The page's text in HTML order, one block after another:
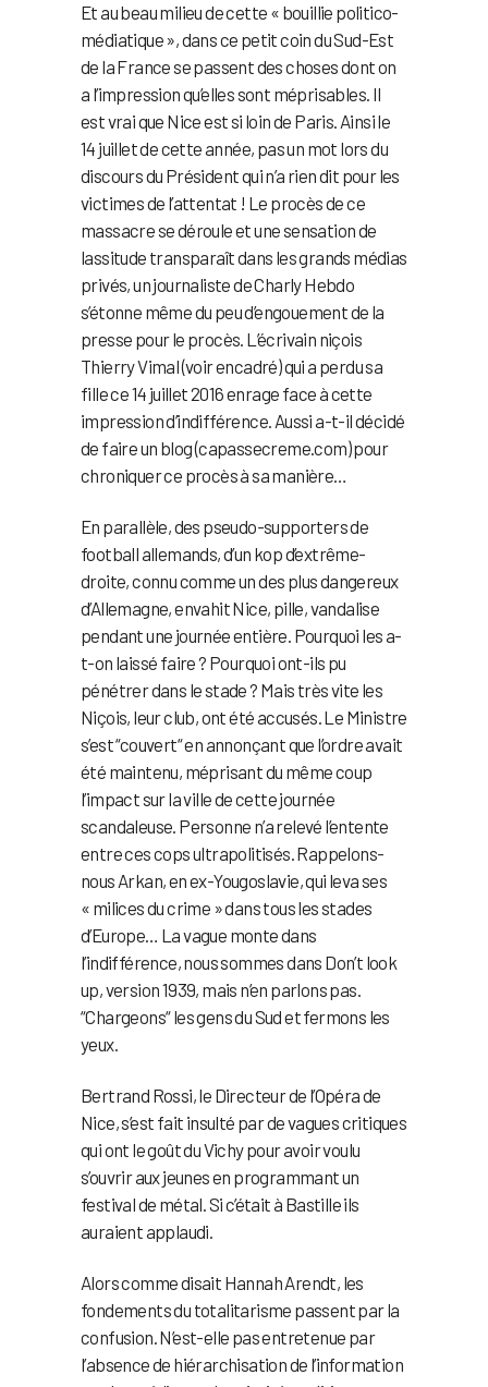
Et au beau milieu de cette « bouillie politico-
médiatique », dans ce petit coin du Sud-Est
de la France se passent des choses dont on
a l’impression qu’elles sont méprisables. Il
est vrai que Nice est si loin de Paris. Ainsi le
14 juillet de cette année, pas un mot lors du
discours du Président qui n’a rien dit pour les
victimes de l’attentat ! Le procès de ce
massacre se déroule et une sensation de
lassitude transparaît dans les grands médias
privés, un journaliste de Charly Hebdo
s’étonne même du peu d’engouement de la
presse pour le procès. L’écrivain niçois
Thierry Vimal (voir encadré) qui a perdu sa
fille ce 14 juillet 2016 enrage face à cette
impression d’indifférence. Aussi a-t-il décidé
de faire un blog (capassecreme.com) pour
chroniquer ce procès à sa manière…
En parallèle, des pseudo-supporters de
football allemands, d’un kop d’extrême-
droite, connu comme un des plus dangereux
d’Allemagne, envahit Nice, pille, vandalise
pendant une journée entière. Pourquoi les a-
t-on laissé faire ? Pourquoi ont-ils pu
pénétrer dans le stade ? Mais très vite les
Niçois, leur club, ont été accusés. Le Ministre
s’est “couvert“ en annonçant que l’ordre avait
été maintenu, méprisant du même coup
l’impact sur la ville de cette journée
scandaleuse. Personne n’a relevé l’entente
entre ces cops ultrapolitisés. Rappelons-
nous Arkan, en ex-Yougoslavie, qui leva ses
« milices du crime » dans tous les stades
d’Europe… La vague monte dans
l’indifférence, nous sommes dans Don’t look
up, version 1939, mais n’en parlons pas.
“Chargeons“ les gens du Sud et fermons les
yeux.
Bertrand Rossi, le Directeur de l’Opéra de
Nice, s’est fait insulté par de vagues critiques
qui ont le goût du Vichy pour avoir voulu
s’ouvrir aux jeunes en programmant un
festival de métal. Si c’était à Bastille ils
auraient applaudi.
Alors comme disait Hannah Arendt, les
fondements du totalitarisme passent par la
confusion. N’est-elle pas entretenue par
l’absence de hiérarchisation de l’information